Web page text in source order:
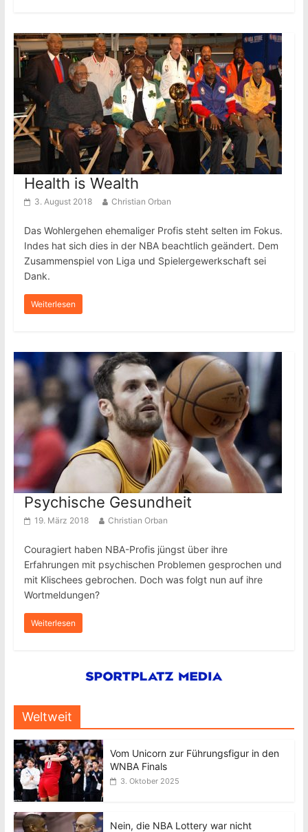
Health is Wealth
3. August 2018 Christian Orban
Das Wohlergehen ehemaliger Profis steht selten im Fokus.
Indes hat sich dies in der NBA beachtlich geändert. Dem
Zusammenspiel von Liga und Spielergewerkschaft sei
Dank.
Weiterlesen
Psychische Gesundheit
19. März 2018 Christian Orban
Couragiert haben NBA-Profis jüngst über ihre
Erfahrungen mit psychischen Problemen gesprochen und
mit Klischees gebrochen. Doch was folgt nun auf ihre
Wortmeldungen?
Weiterlesen
Weltweit
Vom Unicorn zur Führungsfigur in den
WNBA Finals
3. Oktober 2025
Nein, die NBA Lottery war nicht